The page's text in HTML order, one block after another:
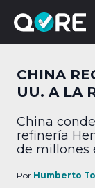
CHINA
UU. A LA
China
refinería
de millones
Por Humberto